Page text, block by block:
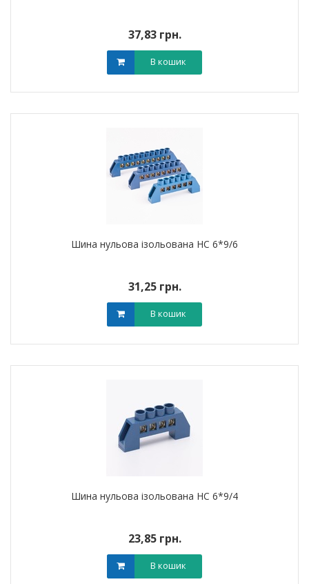
37,83 грн.
В кошик
Шина нульова ізольована HC 6*9/6
31,25 грн.
В кошик
Шина нульова ізольована HC 6*9/4
23,85 грн.
В кошик